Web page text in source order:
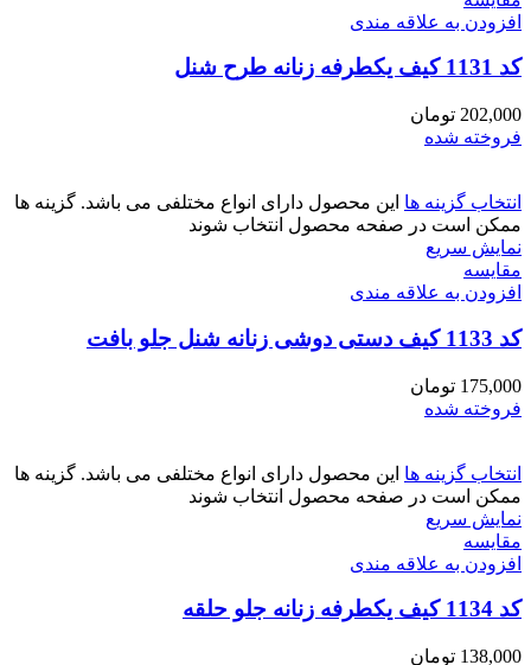
افزودن به علاقه مندی
کد 1131 کیف یکطرفه زنانه طرح شنل
202,000 تومان
فروخته شده
انتخاب گزینه ها این محصول دارای انواع مختلفی می باشد. گزینه ها
ممکن است در صفحه محصول انتخاب شوند
نمایش سریع
مقايسه
افزودن به علاقه مندی
کد 1133 کیف دستی دوشی زنانه شنل جلو بافت
175,000 تومان
فروخته شده
انتخاب گزینه ها این محصول دارای انواع مختلفی می باشد. گزینه ها
ممکن است در صفحه محصول انتخاب شوند
نمایش سریع
مقايسه
افزودن به علاقه مندی
کد 1134 کیف یکطرفه زنانه جلو حلقه
138,000 تومان